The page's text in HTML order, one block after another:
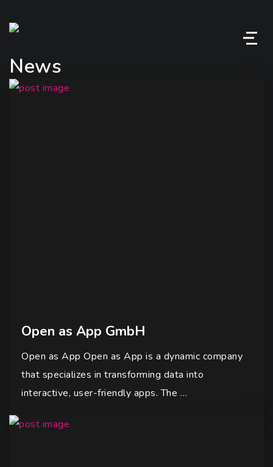
News
Open as App GmbH
Open as App Open as App is a dynamic company
that specializes in transforming data into
interactive, user-friendly apps. The …